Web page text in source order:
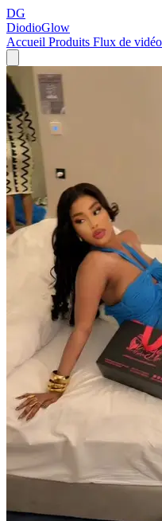
DG
DiodioGlow
Accueil Produits Flux de